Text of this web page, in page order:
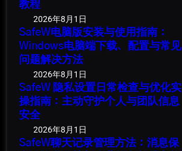
教程
2026年8月1日
SafeW电脑版安装与使用指南：
Windows电脑端下载、配置与常见
问题解决方法
2026年8月1日
SafeW 隐私设置日常检查与优化实
操指南：主动守护个人与团队信息
安全
2026年8月1日
SafeW聊天记录管理方法：消息保